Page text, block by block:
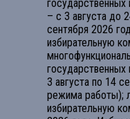
государственных
– с 3 августа до
сентября 2026
избирательную
3 августа по 14
режима работы);
избирательную